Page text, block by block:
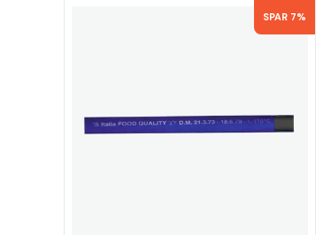
SPAR 7%